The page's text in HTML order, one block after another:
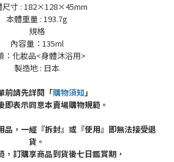
尺寸 : 182×128×45mm
本體重量 : 193.7g
規格
內容量：135ml
：化妝品<身體沐浴用>
製造地 : 日本
前請先詳閱「購物須知」
即表示同意本賣場購物規範。
品，一經『拆封』或『使用』即無法接受退
貨。
，訂購享商品到貨後七日鑑賞期，